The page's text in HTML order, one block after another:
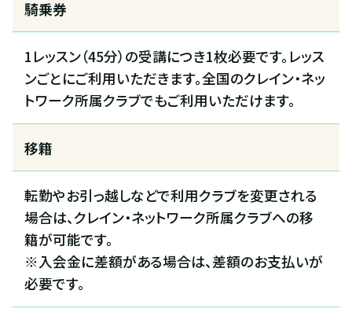
騎乗券
1レッスン（45分）の受講につき1枚必要です。レッス
ンごとにご利用いただきます。全国のクレイン・ネッ
トワーク所属クラブでもご利用いただけます。
移籍
転勤やお引っ越しなどで利用クラブを変更される
場合は、クレイン・ネットワーク所属クラブへの移
籍が可能です。
※入会金に差額がある場合は、差額のお支払いが
必要です。